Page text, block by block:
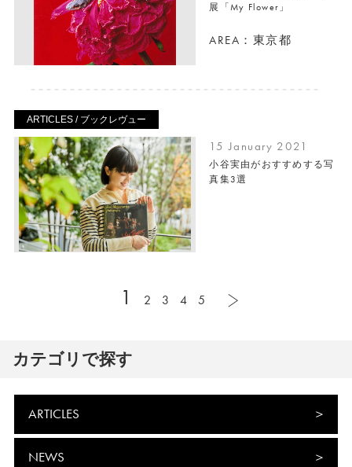
展「My Flower」
AREA：東京都
ARTICLES / ブックレヴュー
15 January 2021
小谷実由がおすすめする写
真集3選
1 2 3 4 5
カテゴリで探す
ARTICLES
NEWS